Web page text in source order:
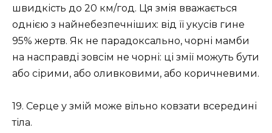
швидкість до 20 км/год. Ця змія вважається
однією з найнебезпечніших: від її укусів гине
95% жертв. Як не парадоксально, чорні мамби
на насправді зовсім не чорні: ці змії можуть бути
або сірими, або оливковими, або коричневими.
19. Серце у змій може вільно ковзати всередині
тіла.